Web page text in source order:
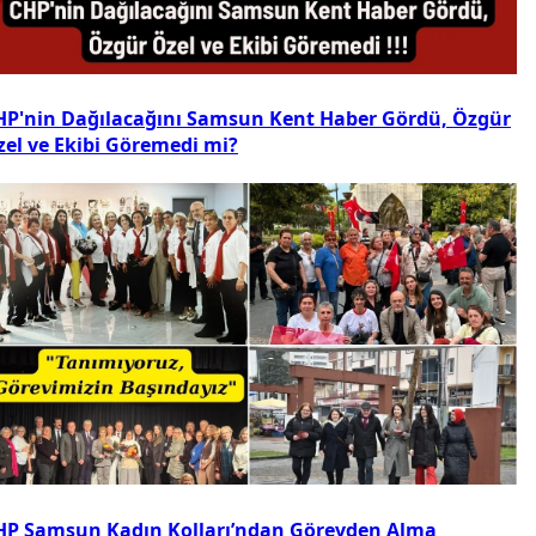
Dağılacağını Samsun Kent Haber Gördü, Özgür
ve Ekibi Göremedi mi?
Samsun Kadın Kolları’ndan Görevden Alma